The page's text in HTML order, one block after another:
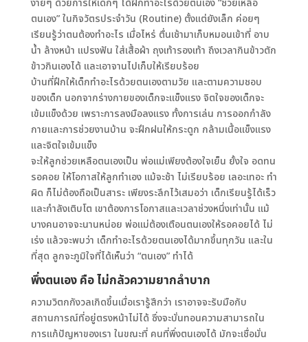
ง่ายๆ ด้วยการให้เด็กๆ ได้ฝึกทำอะไรด้วยตนเอง “ช่วยเหลือ
ตนเอง” ในกิจวัตรประจำวัน (Routine) ตั้งแต่ยังเล็ก ค่อยๆ
เรียนรู้ว่าตนต้องทำอะไร เมื่อไหร่ ตื่นเช้ามาเก็บหมอนเข้าที่ อาบ
น้ำ ล้างหน้า แปรงฟัน ใส่เสื้อผ้า ถุงเท้ารองเท้า ถึงเวลากินข้าวตัก
ข้าวกินเองได้ และเอาจานไปเก็บให้เรียบร้อย
บ้านที่ฝึกให้เด็กทำอะไรด้วยตนเองตามวัย และตามความชอบ
ของเด็ก นอกจากร่างกายของเด็กจะแข็งแรง จิตใจของเด็กจะ
เข้มแข็งด้วย เพราะการลงมือลงแรง ทั้งการเล่น การออกกำลัง
กายและการช่วยงานบ้าน จะฝึกฝนให้กระดูก กล้ามเนื้อแข็งแรง
และจิตใจเข้มแข็ง
จะให้ลูกช่วยเหลือตนเองเป็น พ่อแม่เพียงต้องใจเย็น ยั้งใจ อดทน
รอคอย ให้โอกาสให้ลูกทำเอง แม้จะช้า ไม่เรียบร้อย เลอะเทอะ ทำ
ผิด ก็ไม่ต้องถือเป็นสาระ เพียงระลึกไว้เสมอว่า เด็กเรียนรู้ได้เร็ว
และกำลังเติบโต เขาต้องการโอกาสและเวลาช่วงหนึ่งเท่านั้น แม้
บางคนอาจจะนานหน่อย พ่อแม่ต้องเตือนตนเองให้รอคอยได้ ไม่
เร่ง แล้วจะพบว่า เด็กทำอะไรด้วยตนเองได้มากขึ้นทุกวัน และใน
ที่สุด ลูกจะภูมิใจที่ได้เห็นว่า “ตนเอง” ทำได้
พึ่งตนเอง คือ ไม่กลัวความยากลำบาก
ความวิตกกังวลเกิดขึ้นเมื่อเรารู้สึกว่า เราอาจจะรับมือกับ
สถานการณ์ที่อยู่ตรงหน้าไม่ได้ ซึ่งจะบั่นทอนความสามารถใน
การแก้ปัญหาของเรา ในขณะที่ คนที่พึ่งตนเองได้ มักจะเชื่อมั่น